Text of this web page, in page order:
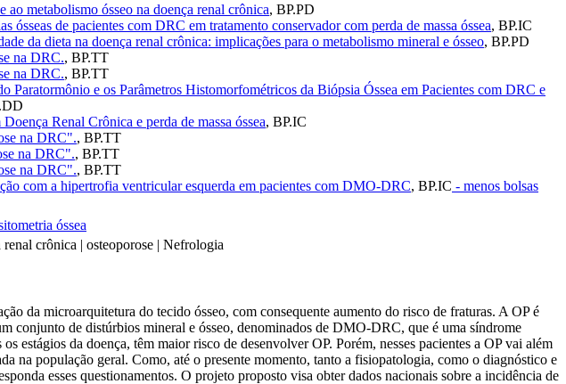
ao metabolismo ósseo na doença renal crônica, BP.PD
ósseas de pacientes com DRC em tratamento conservador com perda de massa óssea, BP.IC
da dieta na doença renal crônica: implicações para o metabolismo mineral e ósseo, BP.PD
na DRC., BP.TT
na DRC., BP.TT
Paratormônio e os Parâmetros Histomorfométricos da Biópsia Óssea em Pacientes com DRC e
Renal Crônica e perda de massa óssea, BP.IC
na DRC"., BP.TT
na DRC"., BP.TT
na DRC"., BP.TT
com a hipertrofia ventricular esquerda em pacientes com DMO-DRC, BP.IC - menos bolsas
óssea
crônica | osteoporose | Nefrologia
da microarquitetura do tecido ósseo, com consequente aumento do risco de fraturas. A OP é
conjunto de distúrbios mineral e ósseo, denominados de DMO-DRC, que é uma síndrome
estágios da doença, têm maior risco de desenvolver OP. Porém, nesses pacientes a OP vai além
na população geral. Como, até o presente momento, tanto a fisiopatologia, como o diagnóstico e
esses questionamentos. O projeto proposto visa obter dados nacionais sobre a incidência de